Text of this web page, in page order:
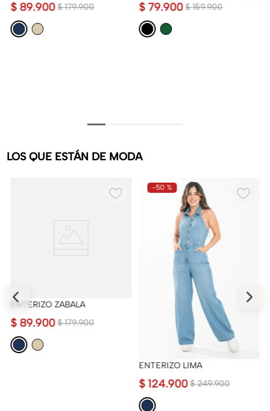
$ 179.900
$ 89.900
$ 159.900
$ 79.900
LOS QUE ESTÁN DE MODA
ENTERIZO ZABALA
$ 179.900
$ 89.900
-50 %
ENTERIZO LIMA
$ 249.900
$ 124.900